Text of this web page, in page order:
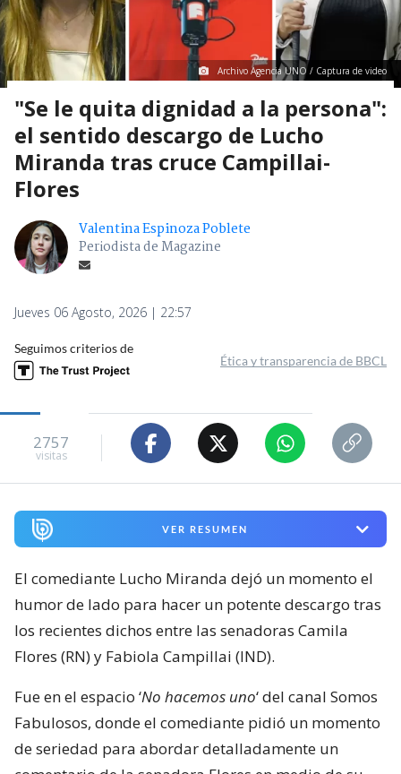
Archivo Agencia UNO / Captura de video
"Se le quita dignidad a la persona":
el sentido descargo de Lucho
Miranda tras cruce Campillai-
Flores
Valentina Espinoza Poblete
Periodista de Magazine
Jueves 06 Agosto, 2026 | 22:57
Seguimos criterios de
Ética y transparencia de BBCL
2757
visitas
VER RESUMEN
El comediante Lucho Miranda dejó un momento el
humor de lado para hacer un potente descargo tras
los recientes dichos entre las senadoras Camila
Flores (RN) y Fabiola Campillai (IND).
Fue en el espacio ‘No hacemos uno‘ del canal Somos
Fabulosos, donde el comediante pidió un momento
de seriedad para abordar detalladamente un